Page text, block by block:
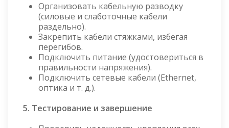
Организовать кабельную разводку
(силовые и слаботочные кабели
раздельно).
Закрепить кабели стяжками, избегая
перегибов.
Подключить питание (удостовериться в
правильности напряжения).
Подключить сетевые кабели (Ethernet,
оптика и т. д.).
5. Тестирование и завершение